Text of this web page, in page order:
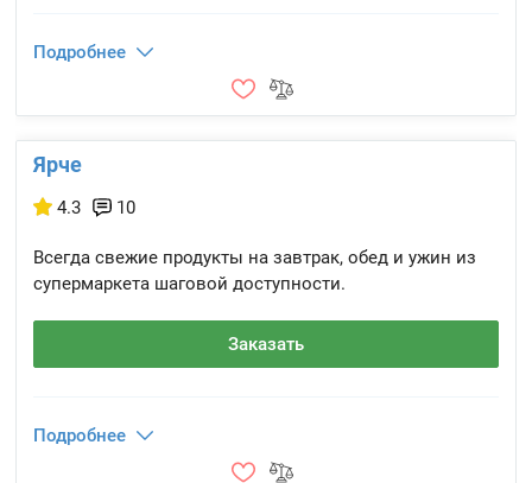
Подробнее
Ярче
4.3 10
Всегда свежие продукты на завтрак, обед и ужин из
супермаркета шаговой доступности.
Заказать
Подробнее